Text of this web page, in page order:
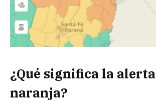
¿Qué significa la alerta
naranja?